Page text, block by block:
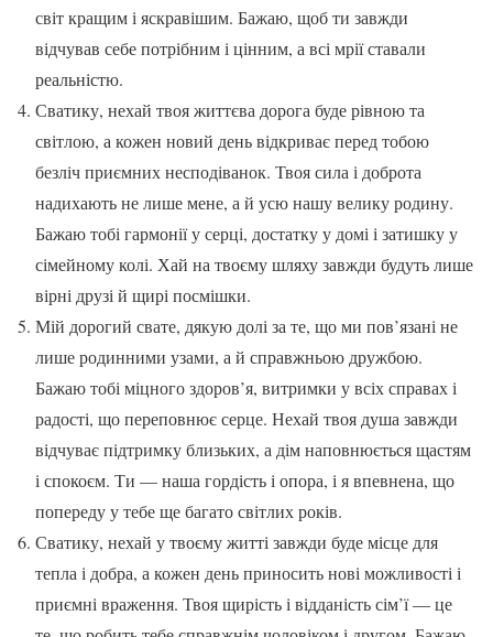
світ кращим і яскравішим. Бажаю, щоб ти завжди
відчував себе потрібним і цінним, а всі мрії ставали
реальністю.
Сватику, нехай твоя життєва дорога буде рівною та
світлою, а кожен новий день відкриває перед тобою
безліч приємних несподіванок. Твоя сила і доброта
надихають не лише мене, а й усю нашу велику родину.
Бажаю тобі гармонії у серці, достатку у домі і затишку у
сімейному колі. Хай на твоєму шляху завжди будуть лише
вірні друзі й щирі посмішки.
Мій дорогий свате, дякую долі за те, що ми пов’язані не
лише родинними узами, а й справжньою дружбою.
Бажаю тобі міцного здоров’я, витримки у всіх справах і
радості, що переповнює серце. Нехай твоя душа завжди
відчуває підтримку близьких, а дім наповнюється щастям
і спокоєм. Ти — наша гордість і опора, і я впевнена, що
попереду у тебе ще багато світлих років.
Сватику, нехай у твоєму житті завжди буде місце для
тепла і добра, а кожен день приносить нові можливості і
приємні враження. Твоя щирість і відданість сім’ї — це